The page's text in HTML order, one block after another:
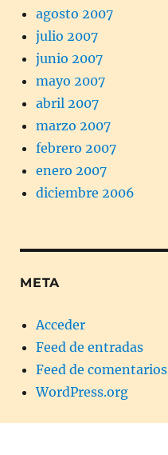
agosto 2007
julio 2007
junio 2007
mayo 2007
abril 2007
marzo 2007
febrero 2007
enero 2007
diciembre 2006
META
Acceder
Feed de entradas
Feed de comentarios
WordPress.org